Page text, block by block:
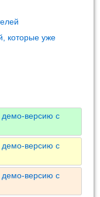
которые уже
демо-версию с
демо-версию с
демо-версию с